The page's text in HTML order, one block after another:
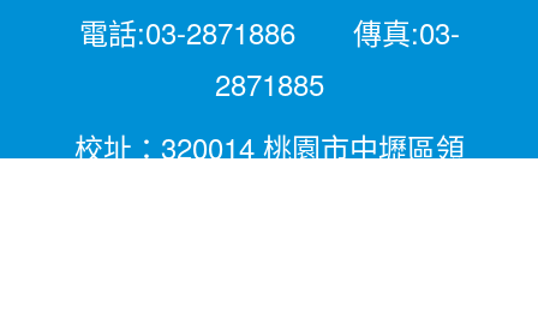
電話:03-2871886 傳真:03-
2871885
校址：320014 桃園市中壢區領